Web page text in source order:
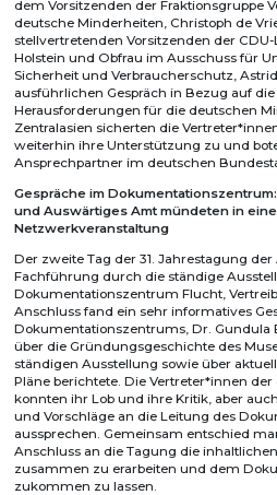
dem Vorsitzenden der Fraktionsgruppe
deutsche Minderheiten, Christoph de
stellvertretenden Vorsitzenden der
Holstein und Obfrau im Ausschuss für
Sicherheit und Verbraucherschutz,
ausführlichen Gespräch in Bezug auf
Herausforderungen für die deutschen
Zentralasien sicherten die
weiterhin ihre Unterstützung zu und
Ansprechpartner im deutschen
Gespräche im
und Auswärtiges Amt mündeten in
Netzwerkveranstaltung
Der zweite Tag der 31. Jahrestagung
Fachführung durch die ständige
Dokumentationszentrum Flucht,
Anschluss fand ein sehr informatives
Dokumentationszentrums, Dr. Gundula
über die Gründungsgeschichte des
ständigen Ausstellung sowie über
Pläne berichtete. Die Vertreter*innen
konnten ihr Lob und ihre Kritik, aber
und Vorschläge an die Leitung des
aussprechen. Gemeinsam entschied
Anschluss an die Tagung die
zusammen zu erarbeiten und dem
zukommen zu lassen.